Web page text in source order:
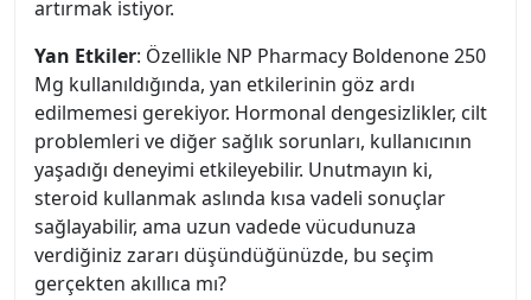
artırmak istiyor.
Yan Etkiler: Özellikle NP Pharmacy Boldenone 250
Mg kullanıldığında, yan etkilerinin göz ardı
edilmemesi gerekiyor. Hormonal dengesizlikler, cilt
problemleri ve diğer sağlık sorunları, kullanıcının
yaşadığı deneyimi etkileyebilir. Unutmayın ki,
steroid kullanmak aslında kısa vadeli sonuçlar
sağlayabilir, ama uzun vadede vücudunuza
verdiğiniz zararı düşündüğünüzde, bu seçim
gerçekten akıllıca mı?